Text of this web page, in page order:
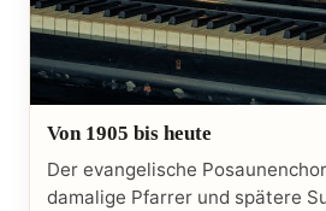
Von 1905 bis heute
Der evangelische
damalige Pfarrer und spätere